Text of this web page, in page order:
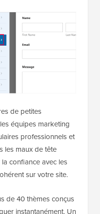
de petites
équipes marketing
professionnels et
les maux de tête
confiance avec les
sur votre site.
de 40 thèmes conçus
instantanément. Un